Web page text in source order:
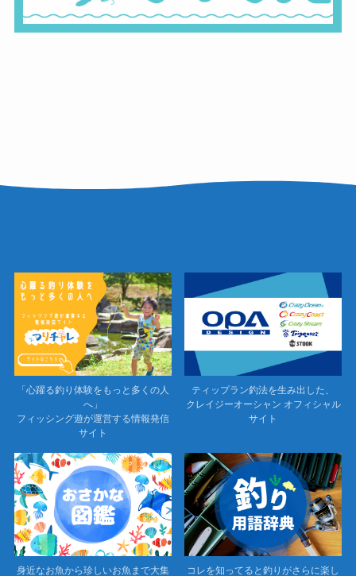
「心躍る釣り体験をもっと多くの人
へ」
フィッシング遊が運営する情報発信
サイト
ティップラン釣法を生み出した、
クレイジーオーシャン オフィシャル
サイト
身近なお魚から珍しいお魚まで大集
コレを知ってると釣りがさらに楽し